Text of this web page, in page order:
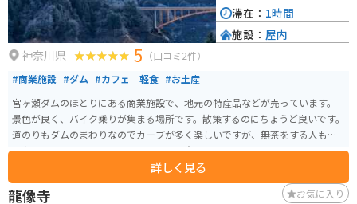
神奈川県 5 （口コミ2件）
#商業施設 #ダム #カフェ｜軽食 #お土産
宮ヶ瀬ダムのほとりにある商業施設で、地元の特産品などが売っています。
景色が良く、バイク乗りが集まる場所です。散策するのにちょうど良いです。
道のりもダムのまわりなのでカーブが多く楽しいですが、無茶をする人も多
く事故もちらほらあるので、走行には注意してください。
詳しく見る
滞在： 1時間
施設： 屋内
龍像寺 お気に入り